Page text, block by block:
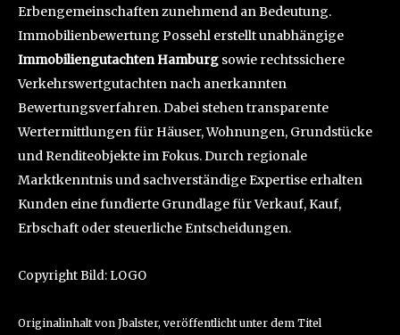
Erbengemeinschaften zunehmend an Bedeutung.
Immobilienbewertung Possehl erstellt unabhängige
Immobiliengutachten Hamburg sowie rechtssichere
Verkehrswertgutachten nach anerkannten
Bewertungsverfahren. Dabei stehen transparente
Wertermittlungen für Häuser, Wohnungen, Grundstücke
und Renditeobjekte im Fokus. Durch regionale
Marktkenntnis und sachverständige Expertise erhalten
Kunden eine fundierte Grundlage für Verkauf, Kauf,
Erbschaft oder steuerliche Entscheidungen.
Copyright Bild: LOGO
Originalinhalt von Jbalster, veröffentlicht unter dem Titel